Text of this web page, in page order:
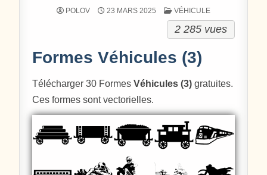
POLOV 23 MARS 2025 POSTÉ DANS
VÉHICULE
2 285 vues
Formes Véhicules (3)
Télécharger 30 FormesVéhicules (3) gratuites.
Ces formes sont vectorielles.